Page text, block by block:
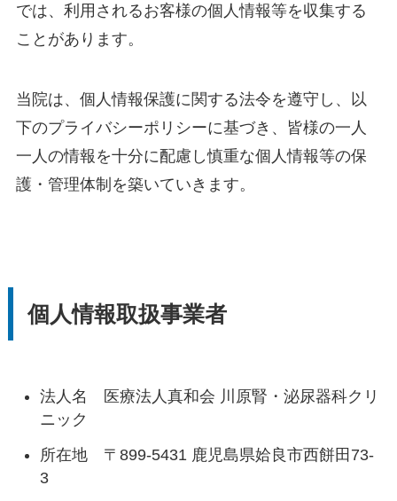
では、利用されるお客様の個人情報等を収集する
ことがあります。
当院は、個人情報保護に関する法令を遵守し、以
下のプライバシーポリシーに基づき、皆様の一人
一人の情報を十分に配慮し慎重な個人情報等の保
護・管理体制を築いていきます。
個人情報取扱事業者
法人名 医療法人真和会 川原腎・泌尿器科クリ
ニック
所在地 〒899-5431 鹿児島県姶良市西餅田73-
3